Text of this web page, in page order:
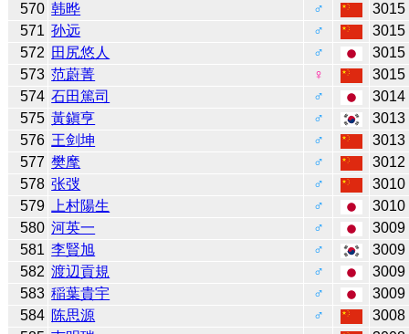
570 韩晔 ♂
3015
571 孙远 ♂
3015
572 田尻悠人 ♂
3015
573 范蔚菁 ♀
3015
574 石田篤司 ♂
3014
575 黃鎭亨 ♂
3013
576 王剑坤 ♂
3013
577 樊麾 ♂
3012
578 张弢 ♂
3010
579
上村陽生 ♂
3010
580 河英一 ♂
3009
581 李賢旭 ♂
3009
582 渡辺貢規 ♂
3009
583 稲葉貴宇 ♂
3009
584 陈思源 ♂
3008